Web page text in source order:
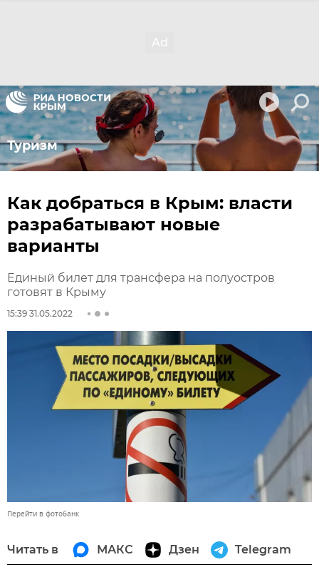
Туризм
Как добраться в Крым: власти
разрабатывают новые
варианты
Единый билет для трансфера на полуостров
готовят в Крыму
15:39 31.05.2022
Перейти в фотобанк
Читать в МАКС Дзен Telegram